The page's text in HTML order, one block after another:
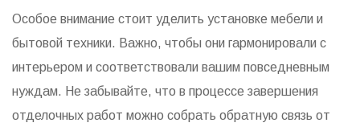
Особое внимание стоит уделить установке мебели и
бытовой техники. Важно, чтобы они гармонировали с
интерьером и соответствовали вашим повседневным
нуждам. Не забывайте, что в процессе завершения
отделочных работ можно собрать обратную связь от